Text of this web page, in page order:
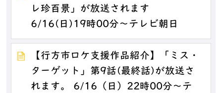
レ珍百景」が放送されます
6/16(日)19時00分～テレビ朝日
【行方市ロケ支援作品紹介】「ミス・
ターゲット」第9話(最終話)が放送さ
れます。 6/16（日）22時00分～テ